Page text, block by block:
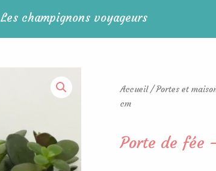
Les champignons voyageurs
Accueil/Portes et
cm
Porte de fée